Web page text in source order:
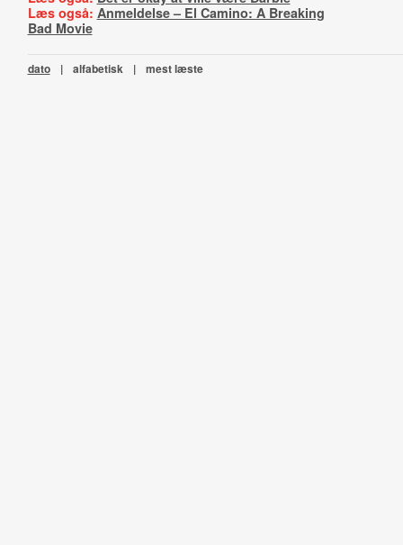
Læs også: Anmeldelse – El Camino: A Breaking
Bad Movie
dato | alfabetisk | mest læste